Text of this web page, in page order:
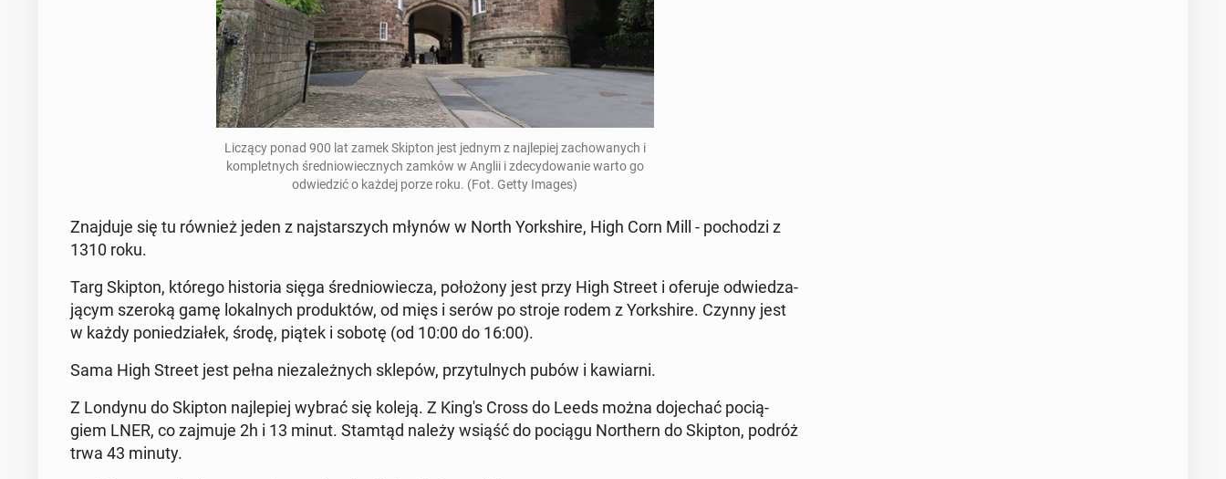
Liczący ponad 900 lat zamek Skipton jest jednym z naj­le­piej za­cho­wa­nych i
kom­plet­nych śre­dnio­wiecz­nych zamków w Anglii i zde­cy­do­wa­nie warto go
od­wie­dzić o każdej porze roku. (Fot. Getty Images)
Znaj­du­je się tu również jeden z naj­star­szych młynów w North York­shi­re, High Corn Mill - po­cho­dzi z
1310 roku.
Targ Skipton, którego hi­sto­ria sięga śre­dnio­wie­cza, po­ło­żo­ny jest przy High Street i oferuje od­wie­dza­
ją­cym szeroką gamę lo­kal­nych pro­duk­tów, od mięs i serów po stroje rodem z York­shi­re. Czynny jest
w każdy po­nie­dzia­łek, środę, piątek i sobotę (od 10:00 do 16:00).
Sama High Street jest pełna nie­za­leż­nych sklepów, przy­tul­nych pubów i ka­wiar­ni.
Z Londynu do Skipton naj­le­piej wybrać się koleją. Z King's Cross do Leeds można do­je­chać po­cią­
giem LNER, co zajmuje 2h i 13 minut. Stamtąd należy wsiąść do pociągu Nor­thern do Skipton, podróż
trwa 43 minuty.